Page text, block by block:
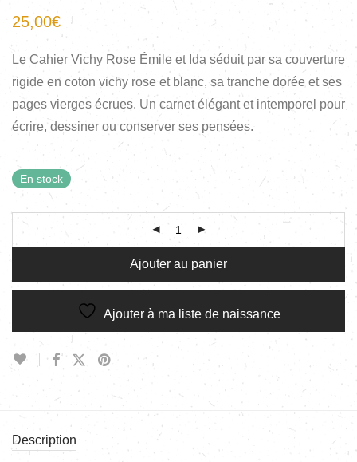
25,00€
Le Cahier Vichy Rose Émile et Ida séduit par sa couverture
rigide en coton vichy rose et blanc, sa tranche dorée et ses
pages vierges écrues. Un carnet élégant et intemporel pour
écrire, dessiner ou conserver ses pensées.
En stock
Ajouter au panier
Ajouter à ma liste de naissance
Description